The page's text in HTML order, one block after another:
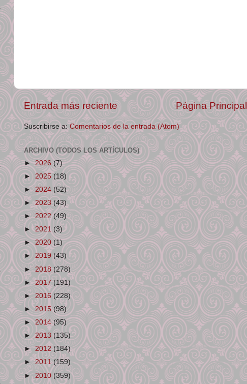
Entrada más reciente Página Principal
Suscribirse a:Comentarios de la entrada (Atom)
ARCHIVO (TODOS LOS ARTÍCULOS)
►2026 (7)
► 2025 (18)
► 2024 (52)
►2023(43)
►2022(49)
►2021 (3)
►2020(1)
► 2019 (43)
► 2018(278)
►2017(191)
►2016 (228)
►2015(98)
►2014(95)
►2013 (135)
►2012(184)
►2011(159)
► 2010 (359)